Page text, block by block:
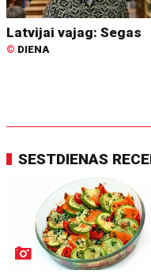
Latvijai vajag: Segas
© DIENA
SESTDIENAS